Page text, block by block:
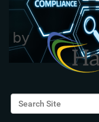
Search Site